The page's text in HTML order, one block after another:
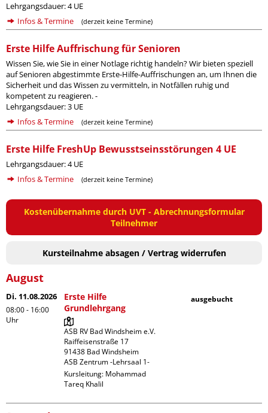
Lehrgangsdauer: 4 UE
Infos & Termine
(derzeit keine Termine)
Erste Hilfe Auffrischung für Senioren
Wissen Sie, wie Sie in einer Notlage richtig handeln? Wir bieten speziell
auf Senioren abgestimmte Erste-Hilfe-Auffrischungen an, um Ihnen die
Sicherheit und das Wissen zu vermitteln, in Notfällen ruhig und
kompetent zu reagieren. -
Lehrgangsdauer: 3 UE
Infos & Termine
(derzeit keine Termine)
Erste Hilfe FreshUp Bewusstseinsstörungen 4 UE
Lehrgangsdauer: 4 UE
Infos & Termine
(derzeit keine Termine)
Kostenübernahme durch UVT - Abrechnungsformular
Teilnehmer
Kursteilnahme absagen / Vertrag widerrufen
August
Di. 11.08.2026
08:00 - 16:00
Uhr
Erste Hilfe
Grundlehrgang
ASB RV Bad Windsheim e.V.
Raiffeisenstraße 17
91438 Bad Windsheim
ASB Zentrum -Lehrsaal 1-
Kursleitung: Mohammad
Tareq Khalil
ausgebucht